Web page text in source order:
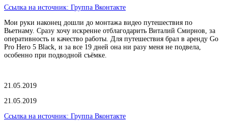
Ссылка на источник: Группа Вконтакте
Мои руки наконец дошли до монтажа видео путешествия по
Вьетнаму. Сразу хочу искренне отблагодарить Виталий Смирнов, за
оперативность и качество работы. Для путешествия брал в аренду Go
Pro Hero 5 Black, и за все 19 дней она ни разу меня не подвела,
особенно при подводной съёмке.
21.05.2019
21.05.2019
Ссылка на источник: Группа Вконтакте